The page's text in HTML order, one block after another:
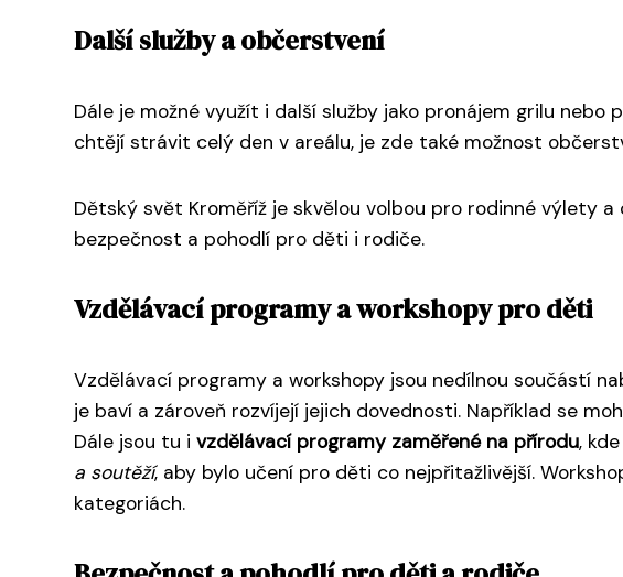
Další služby a občerstvení
Dále je možné využít i další služby jako pronájem grilu
chtějí strávit celý den v areálu, je zde také možnost
Dětský svět Kroměříž je skvělou volbou pro rodinné výlety
bezpečnost a pohodlí pro děti i rodiče.
Vzdělávací programy a workshopy pro děti
Vzdělávací programy a workshopy jsou nedílnou součástí
je baví a zároveň rozvíjejí jejich dovednosti. Například se
Dále jsou tu i vzdělávací programy zaměřené na přírodu,
a soutěží, aby bylo učení pro děti co nejpřitažlivější.
kategoriách.